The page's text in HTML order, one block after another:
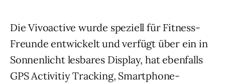
Die Vivoactive wurde speziell für Fitness-
Freunde entwickelt und verfügt über ein in
Sonnenlicht lesbares Display, hat ebenfalls
GPS Activitiy Tracking, Smartphone-